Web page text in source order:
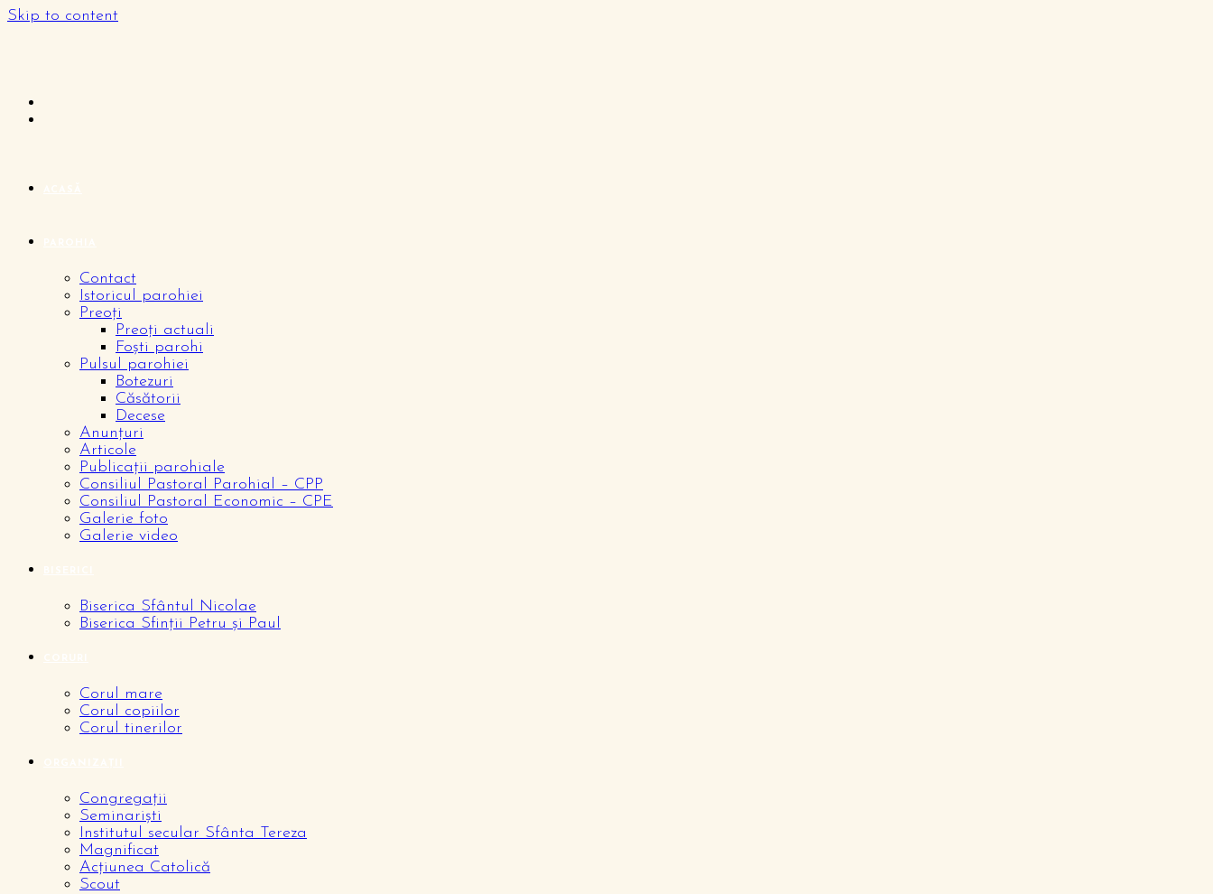
Skip to content
Contact
Istoricul parohiei
Preoți
Preoți actuali
Foști parohi
Pulsul parohiei
Botezuri
Căsătorii
Decese
Anunțuri
Articole
Publicații parohiale
Consiliul Pastoral Parohial – CPP
Consiliul Pastoral Economic – CPE
Galerie foto
Galerie video
Biserica Sfântul Nicolae
Biserica Sfinții Petru și Paul
Corul mare
Corul copiilor
Corul tinerilor
Congregații
Seminariști
Institutul secular Sfânta Tereza
Magnificat
Acțiunea Catolică
Scout